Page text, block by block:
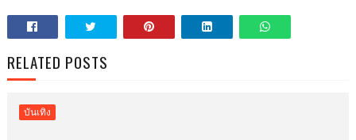
RELATED POSTS
บันเทิง